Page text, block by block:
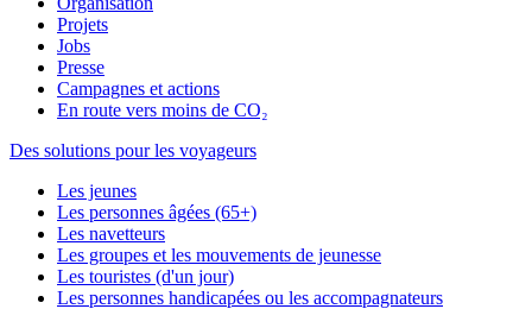
Projets
Jobs
Presse
Campagnes et actions
En route vers moins de CO₂
Des solutions pour les voyageurs
Les jeunes
Les personnes âgées (65+)
Les navetteurs
Les groupes et les mouvements de jeunesse
Les touristes (d'un jour)
Les personnes handicapées ou les accompagnateurs